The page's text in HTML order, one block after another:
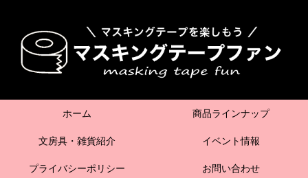
ホーム 商品ラインナップ
文房具・雑貨紹介 イベント情報
プライバシーポリシー お問い合わせ